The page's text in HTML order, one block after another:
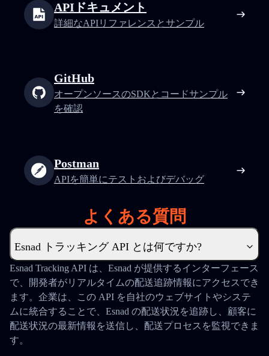
APIドキュメント
詳細なAPIリファレンスとサンプル
GitHub
オープンソースのSDKとコードサンプル
を確認
Postman
APIを簡単にテストおよびデバッグ
よくある質問
Esnad トラッキング API とは何ですか?
Esnad Tracking API は、Esnad が提供するインターフェース
で、開発者がリアルタイムの配送追跡情報にアクセスでき
ます。企業は、この API を自社のウェブサイトやシステ
ムに統合することで、Esnad の配送状況を追跡し、顧客に
配送状況の最新情報を送信し、配送プロセスを監視できま
す。